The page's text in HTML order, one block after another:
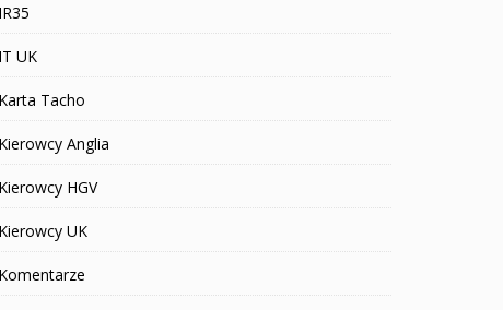
IR35
IT UK
Karta Tacho
Kierowcy Anglia
Kierowcy HGV
Kierowcy UK
Komentarze